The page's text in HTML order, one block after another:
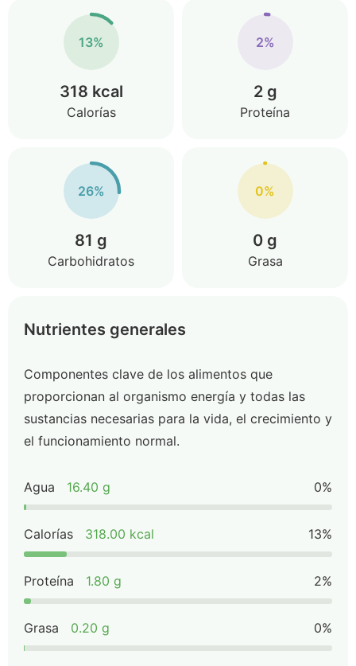
13%
318 kcal
Calorías
2%
2 g
Proteína
26%
81 g
Carbohidratos
0%
0 g
Grasa
Nutrientes generales
Componentes clave de los alimentos que
proporcionan al organismo energía y todas las
sustancias necesarias para la vida, el crecimiento y
el funcionamiento normal.
Agua 16.40 g 0%
Calorías 318.00 kcal 13%
Proteína 1.80 g 2%
Grasa 0.20 g 0%